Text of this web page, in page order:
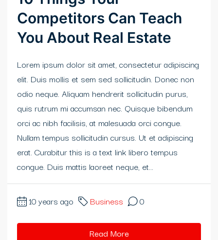
Competitors Can Teach
You About Real Estate
Lorem ipsum dolor sit amet, consectetur adipiscing
elit. Duis mollis et sem sed sollicitudin. Donec non
odio neque. Aliquam hendrerit sollicitudin purus,
quis rutrum mi accumsan nec. Quisque bibendum
orci ac nibh facilisis, at malesuada orci congue.
Nullam tempus sollicitudin cursus. Ut et adipiscing
erat. Curabitur this is a text link libero tempus
congue. Duis mattis laoreet neque, et...
10 years ago Business 0
Read More